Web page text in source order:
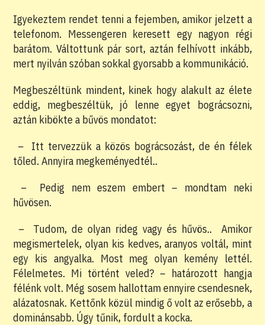
Igyekeztem rendet tenni a fejemben, amikor jelzett a
telefonom. Messengeren keresett egy nagyon régi
barátom. Váltottunk pár sort, aztán felhívott inkább,
mert nyilván szóban sokkal gyorsabb a kommunikáció.
Megbeszéltünk mindent, kinek hogy alakult az élete
eddig, megbeszéltük, jó lenne egyet bográcsozni,
aztán kibökte a bűvös mondatot:
–
Itt tervezzük a közös bográcsozást, de én félek
tőled. Annyira megkeményedtél..
–
Pedig nem eszem embert – mondtam neki
hűvösen.
–
Tudom, de olyan rideg vagy és hűvös.. Amikor
megismertelek, olyan kis kedves, aranyos voltál, mint
egy kis angyalka. Most meg olyan kemény lettél.
Félelmetes. Mi történt veled? – határozott hangja
félénk volt. Még sosem hallottam ennyire csendesnek,
alázatosnak. Kettőnk közül mindig ő volt az erősebb, a
dominánsabb. Úgy tűnik, fordult a kocka.